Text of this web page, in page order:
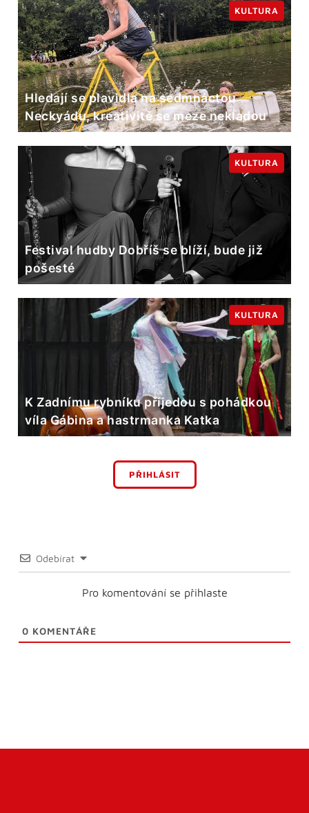
Hledají se plavidla na sedmnáctou
Neckyádu, kreativitě se meze nekladou
KULTURA
Festival hudby Dobříš se blíží, bude již
pošesté
KULTURA
K Zadnímu rybníku přijedou s pohádkou
víla Gábina a hastrmanka Katka
KULTURA
PŘIHLÁSIT
Odebírat
Pro komentování se přihlaste
0 KOMENTÁŘE